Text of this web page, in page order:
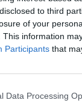
to third
of your
This information
Participants that
Data Processing
τον
μεγάλο
όσα ο
πολιτικά,
για την